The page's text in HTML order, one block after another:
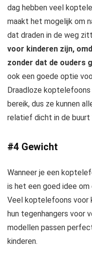
dag hebben veel
maakt het mogelijk om
dat draden in de weg
voor kinderen zijn,
zonder dat de ouders
ook een goede optie
Draadloze
bereik, dus ze kunnen
relatief dicht in de buurt
#4 Gewicht
Wanneer je een
is het een goed idee
Veel koptelefoons voor
hun tegenhangers voor
modellen passen
kinderen.